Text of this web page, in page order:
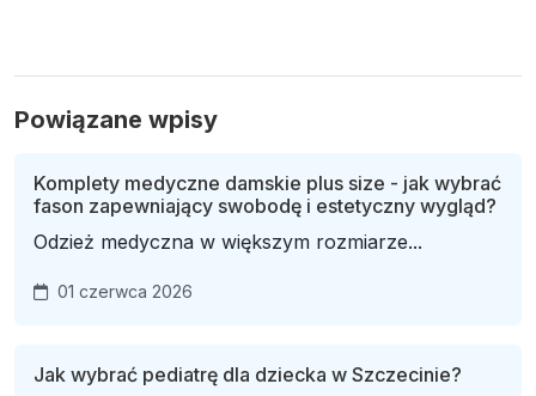
Powiązane wpisy
Komplety medyczne damskie plus size - jak wybrać
fason zapewniający swobodę i estetyczny wygląd?
Odzież medyczna w większym rozmiarze...
01 czerwca 2026
Jak wybrać pediatrę dla dziecka w Szczecinie?